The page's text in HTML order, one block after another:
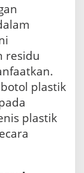
residu
plastik
plastik